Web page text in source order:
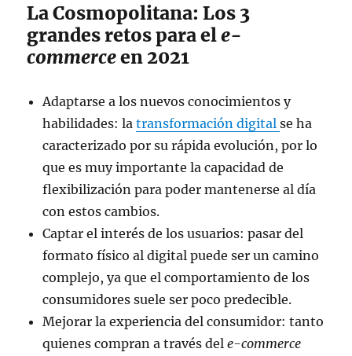
La Cosmopolitana: Los 3
grandes retos para ele-
commerceen 2021
Adaptarse a los nuevos conocimientos y
habilidades: latransformación digitalse ha
caracterizado por su rápida evolución, por lo
que es muy importante la capacidad de
flexibilización para poder mantenerse al día
con estos cambios.
Captar el interés de los usuarios: pasar del
formato físico al digital puede ser un camino
complejo, ya que el comportamiento de los
consumidores suele ser poco predecible.
Mejorar la experiencia del consumidor: tanto
quienes compran a través dele-commerce